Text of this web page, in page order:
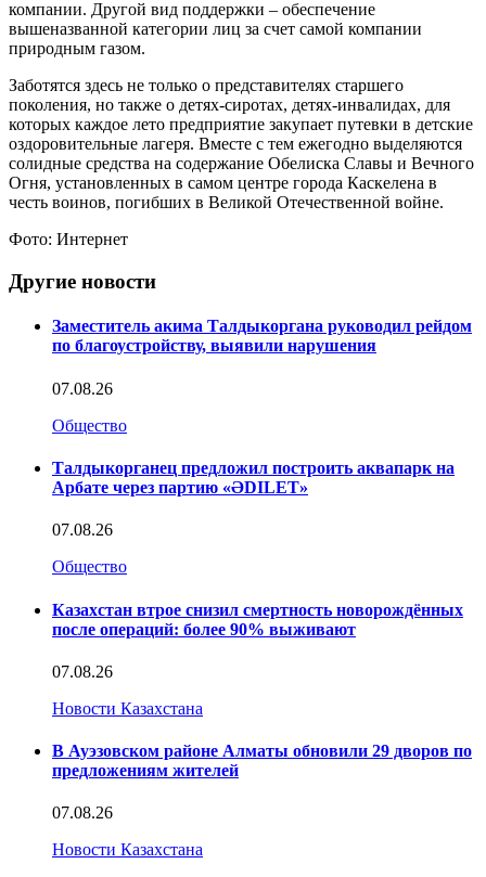
компании. Другой вид поддержки – обеспечение
вышеназванной категории лиц за счет самой компании
природным газом.
Заботятся здесь не только о представителях старшего
поколения, но также о детях-сиротах, детях-инвалидах, для
которых каждое лето предприятие закупает путевки в детские
оздоровительные лагеря. Вместе с тем ежегодно выделяются
солидные средства на содержание Обелиска Славы и Вечного
Огня, установленных в самом центре города Каскелена в
честь воинов, погибших в Великой Отечественной войне.
Фото: Интернет
Другие новости
Заместитель акима Талдыкоргана руководил рейдом
по благоустройству, выявили нарушения
07.08.26
Общество
Талдыкорганец предложил построить аквапарк на
Арбате через партию «ӘDILET»
07.08.26
Общество
Казахстан втрое снизил смертность новорождённых
после операций: более 90% выживают
07.08.26
Новости Казахстана
В Ауэзовском районе Алматы обновили 29 дворов по
предложениям жителей
07.08.26
Новости Казахстана